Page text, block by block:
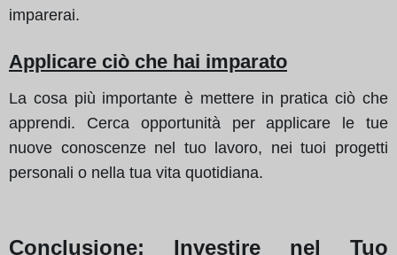
imparerai.
Applicare ciò che hai imparato
La cosa più importante è mettere in pratica ciò che
apprendi. Cerca opportunità per applicare le tue
nuove conoscenze nel tuo lavoro, nei tuoi progetti
personali o nella tua vita quotidiana.
Conclusione: Investire nel Tuo